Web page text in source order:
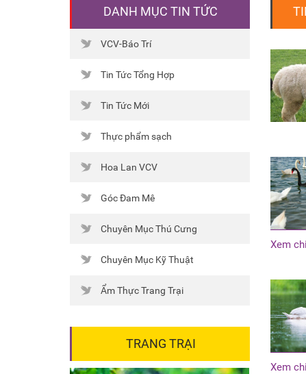
DANH MỤC TIN TỨC
VCV-Báo Trí
Tin Tức Tổng Hợp
Tin Tức Mới
Thực phẩm sạch
Hoa Lan VCV
Góc Đam Mê
Chuyên Mục Thú Cưng
Chuyên Mục Kỹ Thuật
Ẩm Thực Trang Trại
TRANG TRẠI
Xem
Xem